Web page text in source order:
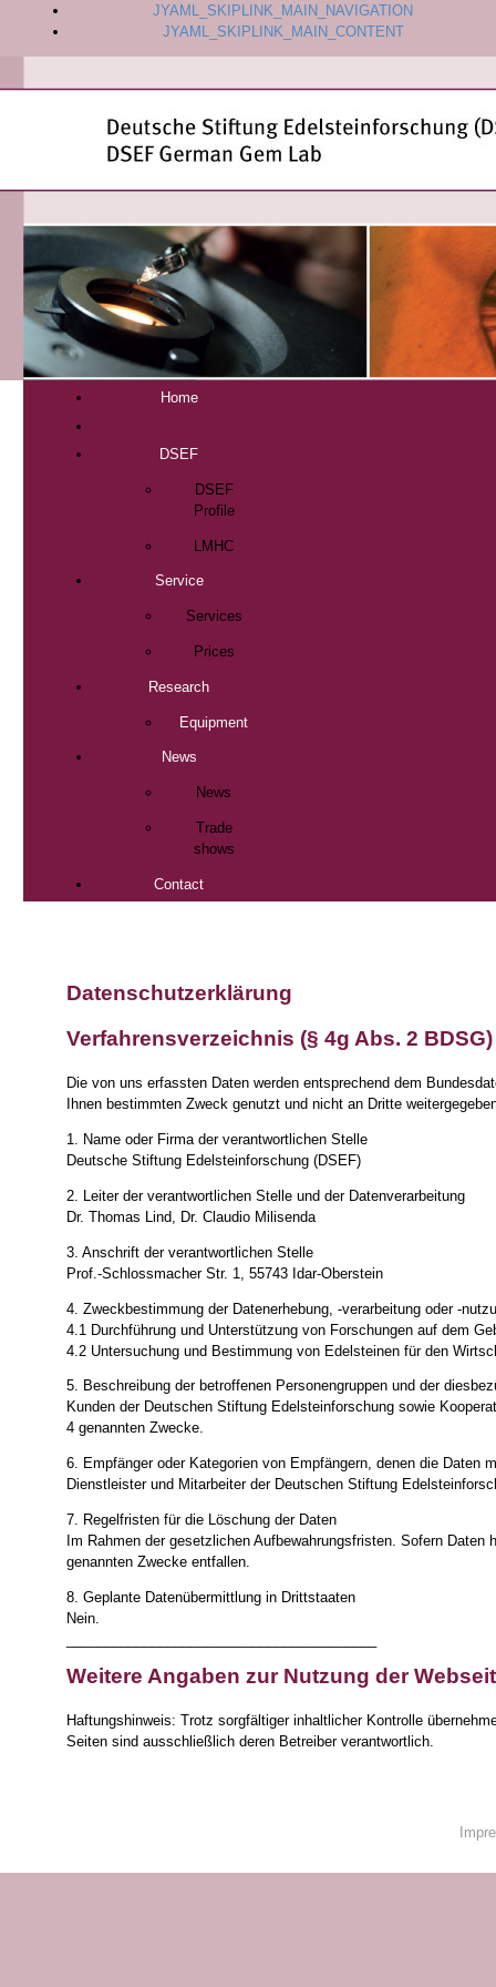
JYAML_SKIPLINK_MAIN_NAVIGATION
JYAML_SKIPLINK_MAIN_CONTENT
Home
DSEF
DSEF
Profile
LMHC
Service
Services
Prices
Research
Equipment
News
News
Trade
shows
Contact
Datenschutzerklärung
Verfahrensverzeichnis (§ 4g Abs. 2 BDSG)
Die von uns erfassten Daten werden entsprechend dem
Ihnen bestimmten Zweck genutzt und nicht an Dritte
1. Name oder Firma der verantwortlichen Stelle
Deutsche Stiftung Edelsteinforschung (DSEF)
2. Leiter der verantwortlichen Stelle und der Datenverarbeitung
Dr. Thomas Lind, Dr. Claudio Milisenda
3. Anschrift der verantwortlichen Stelle
Prof.-Schlossmacher Str. 1, 55743 Idar-Oberstein
4. Zweckbestimmung der Datenerhebung, -verarbeitung oder -
4.1 Durchführung und Unterstützung von Forschungen auf dem
4.2 Untersuchung und Bestimmung von Edelsteinen für den
5. Beschreibung der betroffenen Personengruppen und der
Kunden der Deutschen Stiftung Edelsteinforschung sowie
4 genannten Zwecke.
6. Empfänger oder Kategorien von Empfängern, denen die Daten
Dienstleister und Mitarbeiter der Deutschen Stiftung
7. Regelfristen für die Löschung der Daten
Im Rahmen der gesetzlichen Aufbewahrungsfristen. Sofern
genannten Zwecke entfallen.
8. Geplante Datenübermittlung in Drittstaaten
Nein.
Weitere Angaben zur Nutzung der
Haftungshinweis: Trotz sorgfältiger inhaltlicher Kontrolle
Seiten sind ausschließlich deren Betreiber verantwortlich.